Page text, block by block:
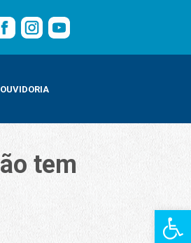
Barra de
OUVIDORIA
tem